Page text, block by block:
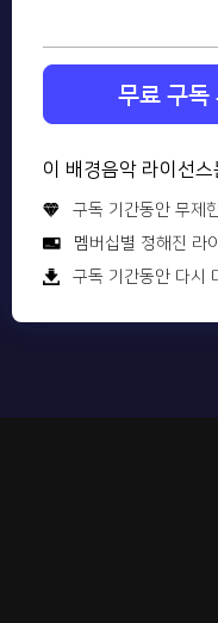
무료 구독
이 배경음악 라이선
구독 기간동안 무제
멤버십별 정해진 라
구독 기간동안 다시